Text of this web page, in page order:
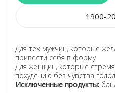
1900-
Для тех мужчин, которые
привести себя в форму.
Для женщин, которые
похудению без чувства
Исключенные продукты: